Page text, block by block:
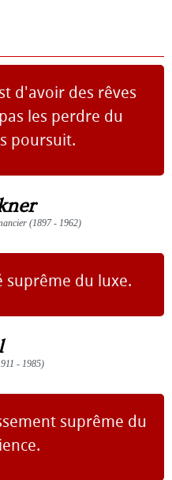
d'avoir des rêves
les perdre du
poursuit.
(1897 - 1962)
suprême du luxe.
- 1985)
suprême du